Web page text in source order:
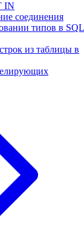
IN
соединения
типов в SQL
из таблицы в